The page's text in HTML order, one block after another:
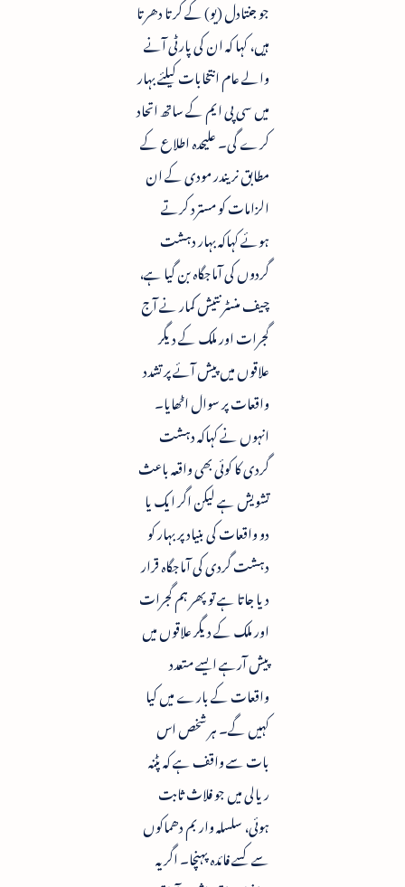
جو جنتادل (یو) کے کرتا دھرتا
ہیں، کہا کہ ان کی پارٹی آنے
والے عام انتخابات کیلئے بہار
میں سی پی ایم کے ساتھ اتحاد
کرے گی۔ علیحدہ اطلاع کے
مطابق نریندر مودی کے ان
الزامات کو مسترد کرتے
ہوئے کہاکہ بہار دہشت
گردوں کی آماجگاہ بن گیا ہے،
چیف منسٹر نتیش کمار نے آج
گجرات اور ملک کے دیگر
علاقوں میں پیش آئے پر تشدد
واقعات پر سوال اٹھایا۔
انہوں نے کہاکہ دہشت
گردی کا کوئی بھی واقعہ باعث
تشویش ہے لیکن اگر ایک یا
دو واقعات کی بنیاد پر بہار کو
دہشت گردی کی آماجگاہ قرار
دیا جاتا ہے تو پھر ہم گجرات
اور ملک کے دیگر علاقوں میں
پیش آرہے ایسے متعدد
واقعات کے بارے میں کیا
کہیں گے۔ ہر شخص اس
بات سے واقف ہے کہ پٹنہ
ریالی میں جو فلاث ثابت
ہوئی، سلسلہ وار بم دھماکوں
سے کسے فائدہ پہنچا۔ اگر یہ